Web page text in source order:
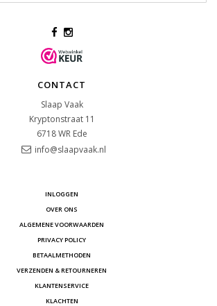
CONTACT
Slaap Vaak
Kryptonstraat 11
6718 WR Ede
info@slaapvaak.nl
INLOGGEN
OVER ONS
ALGEMENE VOORWAARDEN
PRIVACY POLICY
BETAALMETHODEN
VERZENDEN & RETOURNEREN
KLANTENSERVICE
KLACHTEN